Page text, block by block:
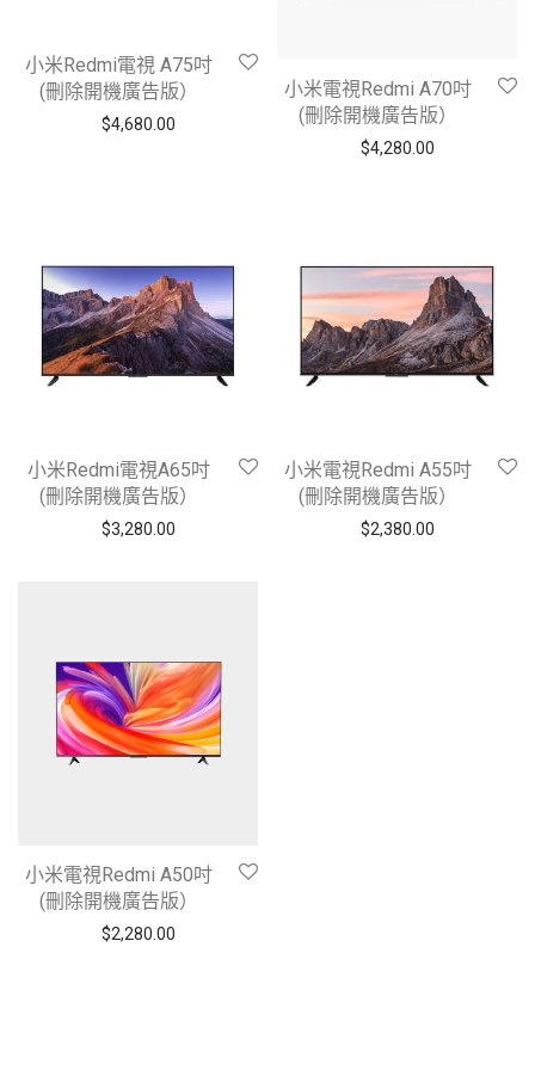
小米Redmi電視 A75吋
(刪除開機廣告版）
$4,680.00
小米電視Redmi A70吋
(刪除開機廣告版）
$4,280.00
小米Redmi電視A65吋
(刪除開機廣告版）
$3,280.00
小米電視Redmi A55吋
(刪除開機廣告版）
$2,380.00
小米電視Redmi A50吋
(刪除開機廣告版）
$2,280.00